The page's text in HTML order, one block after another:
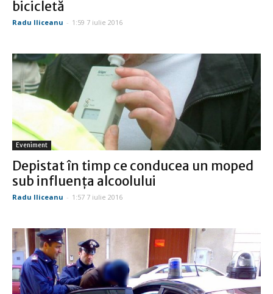
bicicletă
Radu Iliceanu - 1:59 7 iulie 2016
Eveniment
Depistat în timp ce conducea un moped
sub influenţa alcoolului
Radu Iliceanu - 1:57 7 iulie 2016